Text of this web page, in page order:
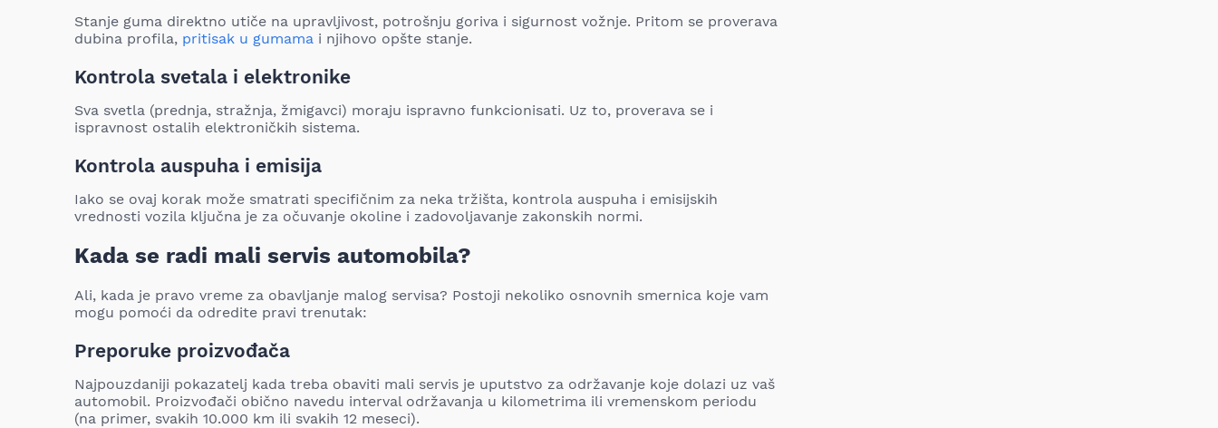
Stanje guma direktno utiče na upravljivost, potrošnju goriva i sigurnost vožnje. Pritom se proverava
dubina profila, pritisak u gumama i njihovo opšte stanje.
Kontrola svetala i elektronike
Sva svetla (prednja, stražnja, žmigavci) moraju ispravno funkcionisati. Uz to, proverava se i
ispravnost ostalih elektroničkih sistema.
Kontrola auspuha i emisija
Iako se ovaj korak može smatrati specifičnim za neka tržišta, kontrola auspuha i emisijskih
vrednosti vozila ključna je za očuvanje okoline i zadovoljavanje zakonskih normi.
Kada se radi mali servis automobila?
Ali, kada je pravo vreme za obavljanje malog servisa? Postoji nekoliko osnovnih smernica koje vam
mogu pomoći da odredite pravi trenutak:
Preporuke proizvođača
Najpouzdaniji pokazatelj kada treba obaviti mali servis je uputstvo za održavanje koje dolazi uz vaš
automobil. Proizvođači obično navedu interval održavanja u kilometrima ili vremenskom periodu
(na primer, svakih 10.000 km ili svakih 12 meseci).